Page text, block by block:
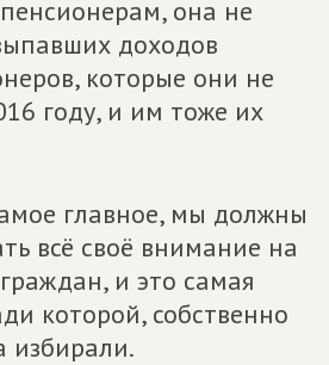
она не
доходов
которые они не
году, и им тоже их
главное, мы должны
всё своё внимание на
и это самая
которой, собственно
избирали.